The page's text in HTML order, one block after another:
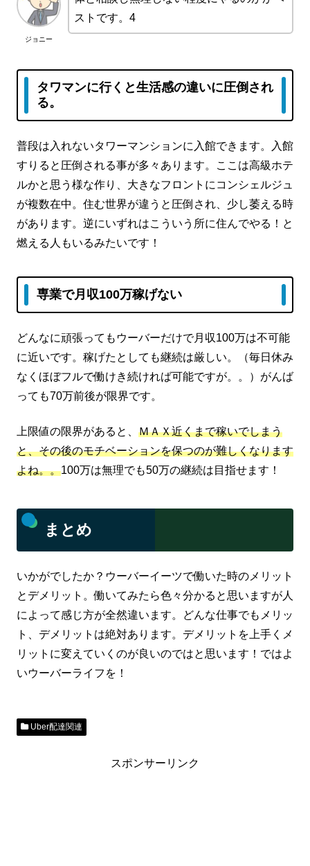
ジョニー
ストです。4
タワマンに行くと生活感の違いに圧倒され
る。
普段は入れないタワーマンションに入館できます。入館
すりると圧倒される事が多々あります。ここは高級ホテ
ルかと思う様な作り、大きなフロントにコンシェルジュ
が複数在中。住む世界が違うと圧倒され、少し萎える時
があります。逆にいずれはこういう所に住んでやる！と
燃える人もいるみたいです！
専業で月収100万稼げない
どんなに頑張ってもウーバーだけで月収100万は不可能
に近いです。稼げたとしても継続は厳しい。（毎日休み
なくほぼフルで働けき続ければ可能ですが。。）がんば
っても70万前後が限界です。
上限値の限界があると、 ＭＡＸ近くまで稼いでしまう
と、その後のモチベーションを保つのが難しくなります
よね。。100万は無理でも50万の継続は目指せます！
まとめ
いかがでしたか？ウーバーイーツで働いた時のメリット
とデメリット。働いてみたら色々分かると思いますが人
によって感じ方が全然違います。どんな仕事でもメリッ
ト、デメリットは絶対あります。デメリットを上手くメ
リットに変えていくのが良いのではと思います！ではよ
いウーバーライフを！
Uber配達関連
スポンサーリンク